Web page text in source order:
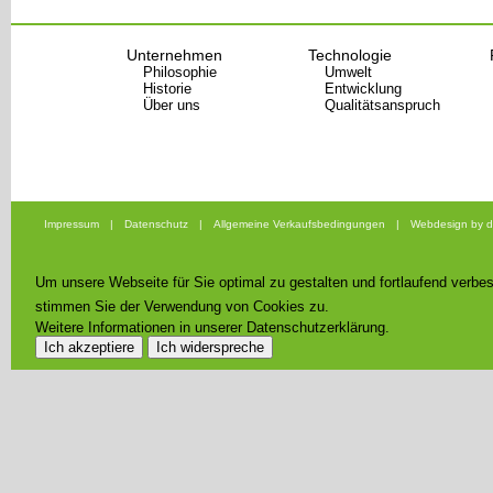
Sonderfarben nach Kundenwunsch auch die gängigen
RAL, NCS oder Munsell.
Unternehmen
Philosophie
Historie
Über uns
Technologie
Umwelt
Entwicklung
Qualitätsanspruch
Impressum | Datenschutz | Allgemeine Verkaufsbedingungen | Webdesign by
Um unsere Webseite für Sie optimal zu gestalten und fortlaufend
stimmen Sie der Verwendung von Cookies zu.
Weitere Informationen in unserer Datenschutzerklärung.
Ich akzeptiere
Ich widerspreche